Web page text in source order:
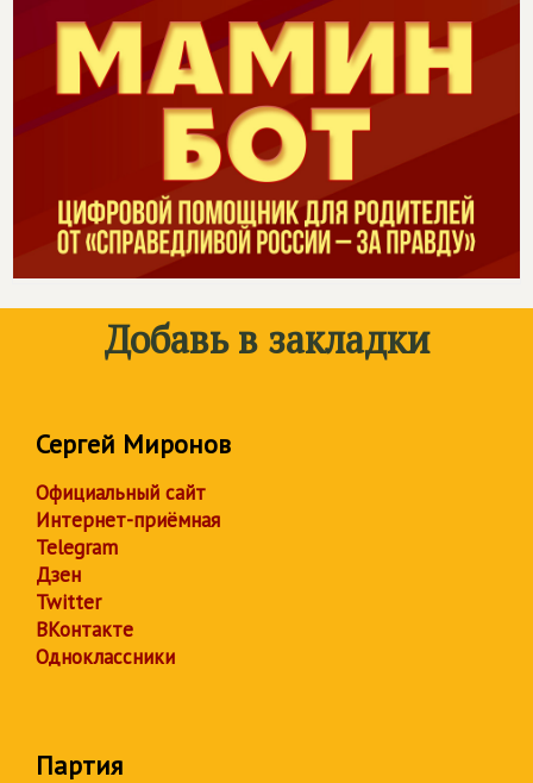
Добавь в закладки
Сергей Миронов
Официальный сайт
Интернет-приёмная
Telegram
Дзен
Twitter
ВКонтакте
Одноклассники
Партия